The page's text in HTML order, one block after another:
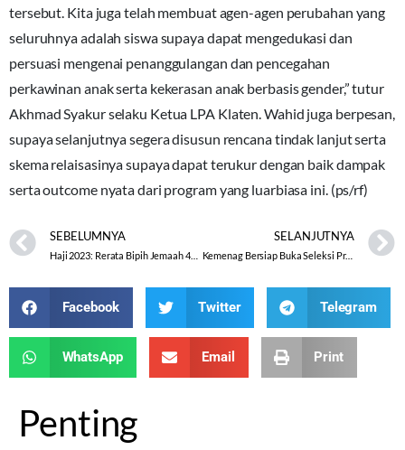
tersebut. Kita juga telah membuat agen-agen perubahan yang
seluruhnya adalah siswa supaya dapat mengedukasi dan
persuasi mengenai penanggulangan dan pencegahan
perkawinan anak serta kekerasan anak berbasis gender,” tutur
Akhmad Syakur selaku Ketua LPA Klaten. Wahid juga berpesan,
supaya selanjutnya segera disusun rencana tindak lanjut serta
skema relaisasinya supaya dapat terukur dengan baik dampak
serta outcome nyata dari program yang luarbiasa ini. (ps/rf)
SEBELUMNYA
Haji 2023: Rerata Bipih Jemaah 49,8 Juta, Lunas Tunda 2020 Tidak Perlu Nambah
SELANJUTNYA
Kemenag Bersiap Buka Seleksi Program Beasiswa Santri 2023, Pendaftaran via Aplikasi Pusaka
Facebook Twitter Telegram
WhatsApp Email Print
Penting